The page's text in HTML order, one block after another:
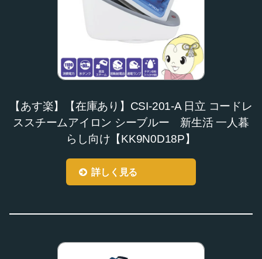
【あす楽】【在庫あり】CSI-201-A 日立 コードレ
ススチームアイロン シーブルー 新生活 一人暮
らし向け【KK9N0D18P】
詳しく見る